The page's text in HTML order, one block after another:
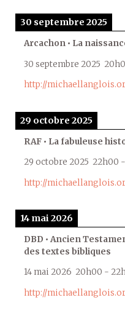
30 septembre 2025
Arcachon • La
30 septembre 2025
http://
29 octobre 2025
RAF • La fabuleuse
29 octobre 2025 22h00 -
http://
14 mai 2026
DBD • Ancien
des textes bibliques
14 mai 2026 20h00 -
http://